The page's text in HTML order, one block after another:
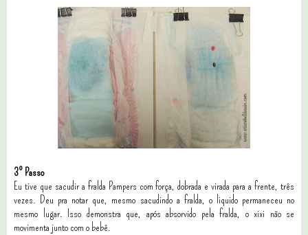
3º Passo
Eu tive que sacudir a fralda Pampers com força, dobrada e virada para a frente, três
vezes. Deu pra notar que, mesmo sacudindo a fralda, o liquido permaneceu no
mesmo lugar. Isso demonstra que, após absorvido pela fralda, o xixi não se
movimenta junto com o bebê.